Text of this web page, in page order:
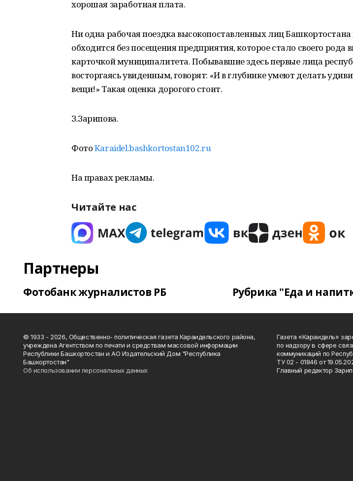
хорошая заработная плата.
Ни одна рабочая поездка высокопоставленных лиц
обходится без посещения предприятия, которое стало своего рода
карточкой муниципалитета. Побывавшие здесь первые лица
восторгаясь увиденным, говорят: «И в глубинке умеют делать
вещи!» Такая оценка дорогого стоит.
З.Зарипова.
ФотоKaraidel.bashkortostan102.ru
На правах рекламы.
Читайте нас
Партнеры
Фотобанк журналистов РБ Рубрика "Еда и
© 1933 - 2026, Общественно- политическая газета Караидельского района,
учреждена Агентством по печати и средствам массовой информации
Республики Башкортостан и АО Издательский Дом "Республика
Башкортостан"
Об использовании персональных данных
Газета «Караидель»
по надзору в сфере
коммуникаций по
ТУ 02 - 01846 от
Главный редактор